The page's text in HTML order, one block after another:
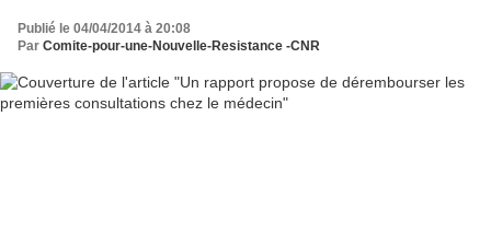
Publié le 04/04/2014 à 20:08
Par Comite-pour-une-Nouvelle-Resistance -CNR